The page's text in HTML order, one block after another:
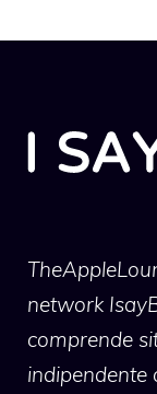
network
comprende
indipendente